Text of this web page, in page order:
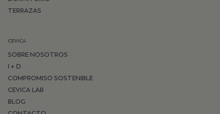
TERRAZAS
CEVICA
SOBRE NOSOTROS
I + D
COMPROMISO SOSTENIBLE
CEVICA LAB
BLOG